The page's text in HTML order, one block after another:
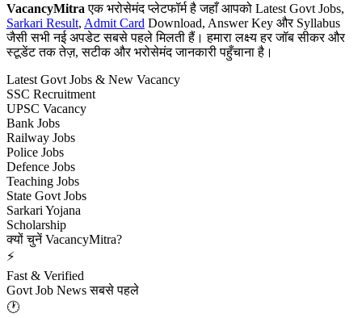
VacancyMitra एक भरोसेमंद प्लेटफॉर्म है जहाँ आपको Latest Govt Jobs,
Sarkari Result, Admit Card Download, Answer Key और Syllabus
जैसी सभी नई अपडेट सबसे पहले मिलती हैं। हमारा लक्ष्य हर जॉब सीकर और
स्टूडेंट तक तेज़, सटीक और भरोसेमंद जानकारी पहुँचाना है।
Latest Govt Jobs & New Vacancy
SSC Recruitment
UPSC Vacancy
Bank Jobs
Railway Jobs
Police Jobs
Defence Jobs
Teaching Jobs
State Govt Jobs
Sarkari Yojana
Scholarship
क्यों चुनें VacancyMitra?
⚡
Fast & Verified
Govt Job News सबसे पहले
🕐